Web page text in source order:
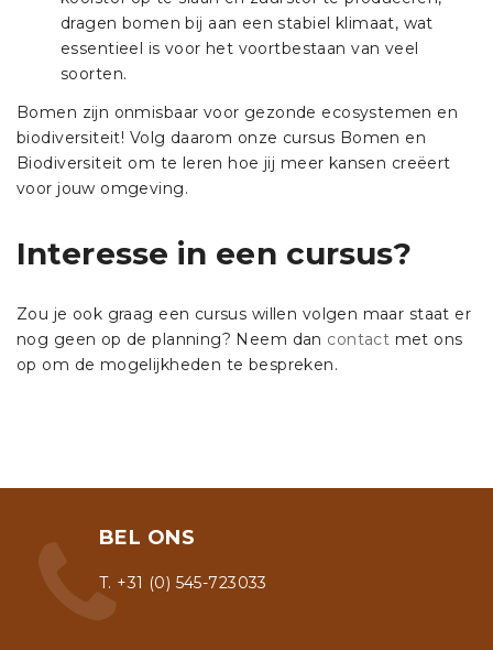
dragen bomen bij aan een stabiel klimaat, wat
essentieel is voor het voortbestaan van veel
soorten.
Bomen zijn onmisbaar voor gezonde ecosystemen en
biodiversiteit! Volg daarom onze cursus Bomen en
Biodiversiteit om te leren hoe jij meer kansen creëert
voor jouw omgeving.
Interesse in een cursus?
Zou je ook graag een cursus willen volgen maar staat er
nog geen op de planning? Neem dan contact met ons
op om de mogelijkheden te bespreken.
BEL ONS
T. +31 (0) 545-723033